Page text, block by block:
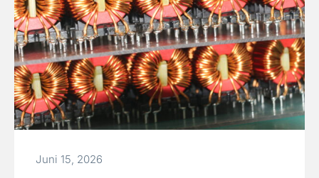
Juni 15, 2026